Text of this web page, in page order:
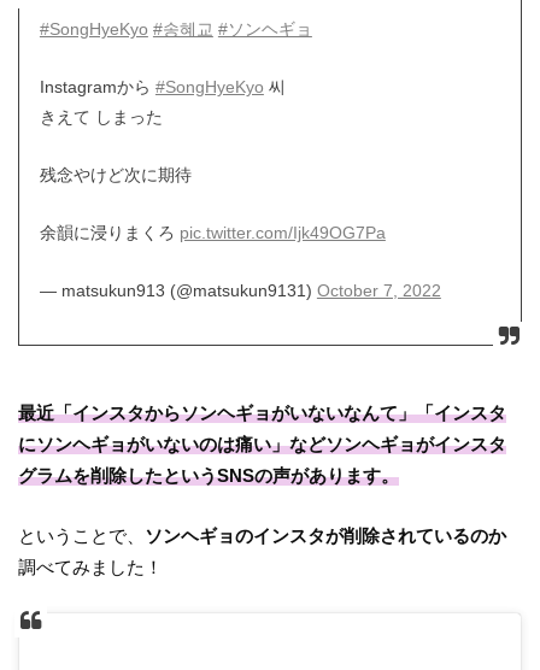
#SongHyeKyo #송혜교 #ソンヘギョ
Instagramから #SongHyeKyo 씨
きえて しまった
残念やけど次に期待
余韻に浸りまくろ pic.twitter.com/Ijk49OG7Pa
— matsukun913 (@matsukun9131) October 7, 2022
最近「インスタからソンヘギョがいないなんて」「インスタ
にソンヘギョがいないのは痛い」などソンヘギョがインスタ
グラムを削除したというSNSの声があります。
ということで、 ソンヘギョのインスタが削除されているのか
調べてみました！